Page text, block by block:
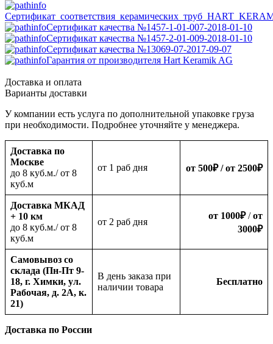
Сертификат качества №1457-1-01-007-2018-01-10
Сертификат качества №1457-2-01-009-2018-01-10
Сертификат качества №13069-07-2017-09-07
Гарантия от производителя Hart Keramik AG
Доставка и оплата
Варианты доставки
У компании есть услуга по дополнительной упаковке груза
при необходимости. Подробнее уточняйте у менеджера.
Доставка по
Москве
до 8 куб.м./ от 8
куб.м
oт 1 раб дня от 500₽/ от 2500₽
Доставка МКАД
+ 10 км
до 8 куб.м./ от 8
куб.м
oт 2 раб дня
от 1000₽/от
3000₽
Самовывоз со
склада (Пн-Пт 9-
18, г. Химки, ул.
Рабочая, д. 2А, к.
21)
В день заказа при
наличии товара
Бесплатно
Доставка по России